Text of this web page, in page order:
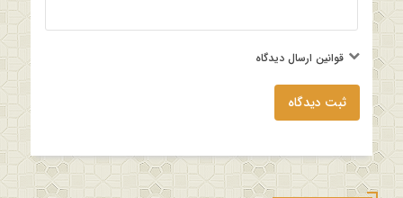
قوانین ارسال دیدگاه
ثبت دیدگاه